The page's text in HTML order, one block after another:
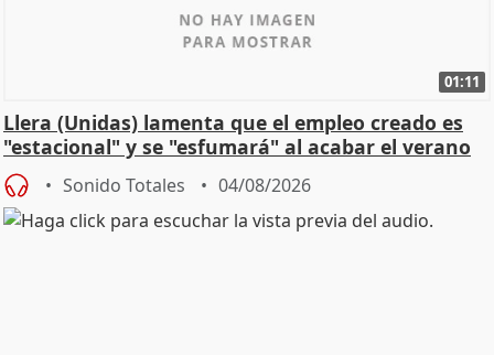
01:11
Llera (Unidas) lamenta que el empleo creado es
"estacional" y se "esfumará" al acabar el verano
Sonido Totales 04/08/2026